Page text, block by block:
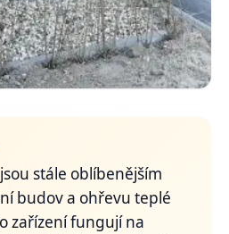
stále oblíbenějším
budov a ohřevu teplé
zařízení fungují na